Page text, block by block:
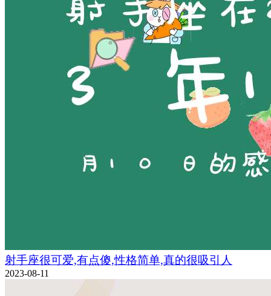
射手座很可爱,有点傻,性格简单,真的很吸引人
2023-08-11